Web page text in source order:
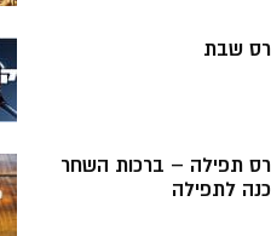
שבת
תפילה – ברכות השחר
לתפילה